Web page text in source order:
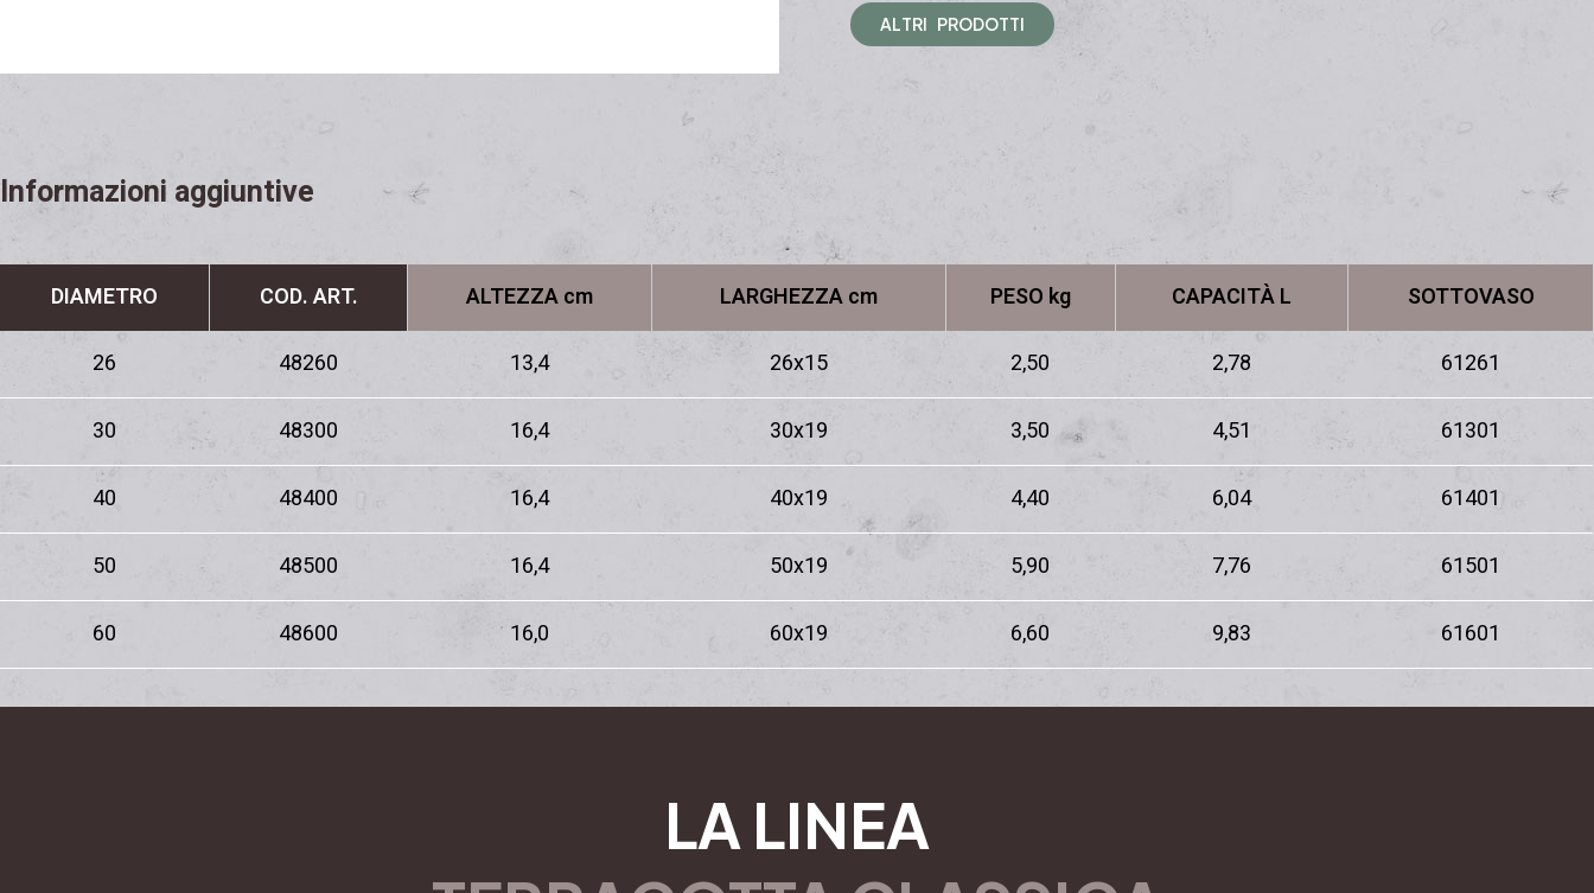
ALTRI PRODOTTI
Informazioni aggiuntive
DIAMETRO COD. ART. ALTEZZA cm LARGHEZZA cm PESO kg CAPACITÀ L SOTTOVASO
26 48260 13,4 26x15 2,50 2,78 61261
30 48300 16,4 30x19 3,50 4,51 61301
40 48400 16,4 40x19 4,40 6,04 61401
50 48500 16,4 50x19 5,90 7,76 61501
60 48600 16,0 60x19 6,60 9,83 61601
LA LINEA